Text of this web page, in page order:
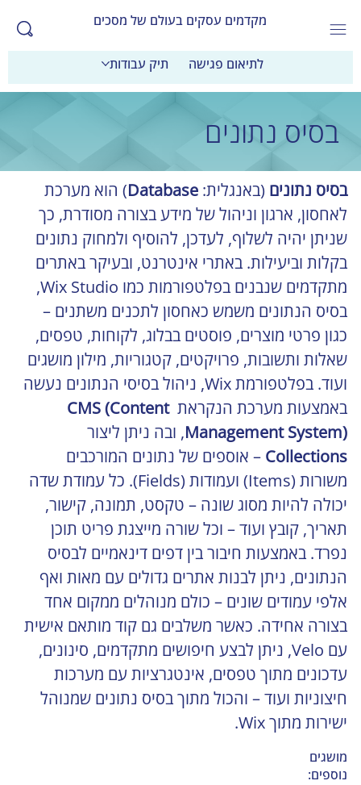
מקדמים עסקים בעולם של מסכים
לתיאום פגישה תיק עבודות
בסיס נתונים
בסיס נתונים (באנגלית: Database) הוא מערכת
לאחסון, ארגון וניהול של מידע בצורה מסודרת, כך
שניתן יהיה לשלוף, לעדכן, להוסיף ולמחוק נתונים
בקלות וביעילות. באתרי אינטרנט, ובעיקר באתרים
מתקדמים שנבנים בפלטפורמות כמו Wix Studio,
בסיס הנתונים משמש כאחסון לתכנים משתנים –
כגון פרטי מוצרים, פוסטים בבלוג, לקוחות, טפסים,
שאלות ותשובות, פרויקטים, קטגוריות, מילון מושגים
ועוד. בפלטפורמת Wix, ניהול בסיסי הנתונים נעשה
באמצעות מערכת הנקראת CMS (Content
Management System), ובה ניתן ליצור
Collections – אוספים של נתונים המורכבים
משורות (Items) ועמודות (Fields). כל עמודת שדה
יכולה להיות מסוג שונה – טקסט, תמונה, קישור,
תאריך, קובץ ועוד – וכל שורה מייצגת פריט תוכן
נפרד. באמצעות חיבור בין דפים דינאמיים לבסיס
הנתונים, ניתן לבנות אתרים גדולים עם מאות ואף
אלפי עמודים שונים – כולם מנוהלים ממקום אחד
בצורה אחידה. כאשר משלבים גם קוד מותאם אישית
עם Velo, ניתן לבצע חיפושים מתקדמים, סינונים,
עדכונים מתוך טפסים, אינטגרציות עם מערכות
חיצוניות ועוד – והכול מתוך בסיס נתונים שמנוהל
ישירות מתוך Wix.
מושגים
נוספים: